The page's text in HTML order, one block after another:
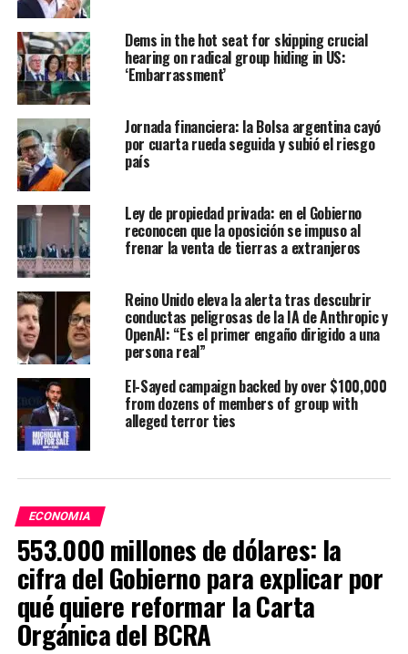
Dems in the hot seat for skipping crucial
hearing on radical group hiding in US:
‘Embarrassment’
Jornada financiera: la Bolsa argentina cayó
por cuarta rueda seguida y subió el riesgo
país
Ley de propiedad privada: en el Gobierno
reconocen que la oposición se impuso al
frenar la venta de tierras a extranjeros
Reino Unido eleva la alerta tras descubrir
conductas peligrosas de la IA de Anthropic y
OpenAI: “Es el primer engaño dirigido a una
persona real”
El-Sayed campaign backed by over $100,000
from dozens of members of group with
alleged terror ties
ECONOMIA
553.000 millones de dólares: la
cifra del Gobierno para explicar por
qué quiere reformar la Carta
Orgánica del BCRA